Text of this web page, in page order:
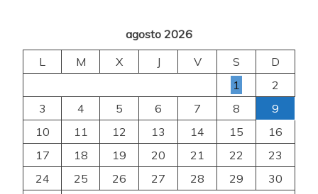
agosto 2026
L
M X J V S
D
1
2
3
4 5 6 7 8
9
10
11 12 13 14 15
16
17
18 19 20 21 22
23
24
25 26 27 28 29
30